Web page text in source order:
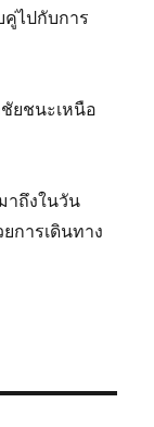
ไปกับการ
ยชนะเหนือ
าถึงในวัน
การเดินทาง